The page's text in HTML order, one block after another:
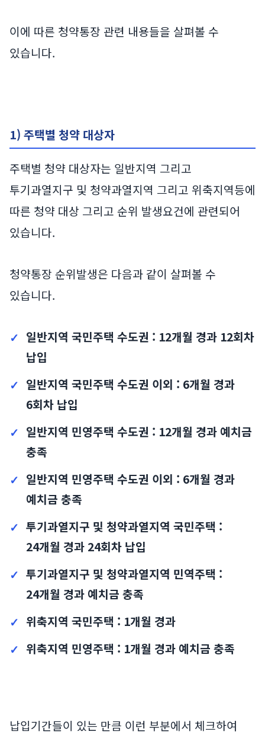
이에 따른 청약통장 관련 내용들을 살펴볼 수
있습니다.
1) 주택별 청약 대상자
주택별 청약 대상자는 일반지역 그리고
투기과열지구 및 청약과열지역 그리고 위축지역등에
따른 청약 대상 그리고 순위 발생요건에 관련되어
있습니다.
청약통장 순위발생은 다음과 같이 살펴볼 수
있습니다.
일반지역 국민주택 수도권 : 12개월 경과 12회차
납입
일반지역 국민주택 수도권 이외 : 6개월 경과
6회차 납입
일반지역 민영주택 수도권 : 12개월 경과 예치금
충족
일반지역 민영주택 수도권 이외 : 6개월 경과
예치금 충족
투기과열지구 및 청약과열지역 국민주택 :
24개월 경과 24회차 납입
투기과열지구 및 청약과열지역 민역주택 :
24개월 경과 예치금 충족
위축지역 국민주택 : 1개월 경과
위축지역 민영주택 : 1개월 경과 예치금 충족
납입기간들이 있는 만큼 이런 부분에서 체크하여